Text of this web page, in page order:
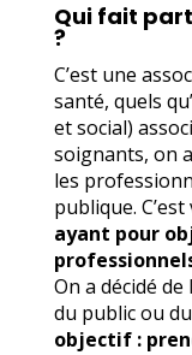
Qui fait
?
C’est une
santé, quels
et social)
soignants, on
les
publique.
ayant pour
On a décidé
du public ou
objectif :